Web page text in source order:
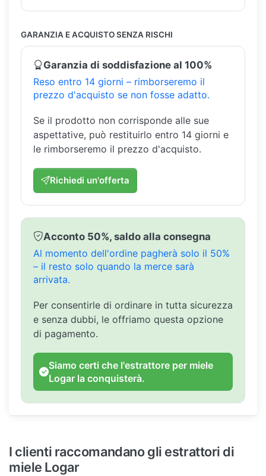
GARANZIA E ACQUISTO SENZA RISCHI
Garanzia di soddisfazione al 100%
Reso entro 14 giorni – rimborseremo il
prezzo d'acquisto se non fosse adatto.
Se il prodotto non corrisponde alle sue
aspettative, può restituirlo entro 14 giorni e
le rimborseremo il prezzo d'acquisto.
Richiedi un'offerta
Acconto 50%, saldo alla consegna
Al momento dell'ordine pagherà solo il 50%
– il resto solo quando la merce sarà
arrivata.
Per consentirle di ordinare in tutta sicurezza
e senza dubbi, le offriamo questa opzione
di pagamento.
Siamo certi che l'estrattore per miele
Logar la conquisterà.
I clienti raccomandano gli estrattori di
miele Logar